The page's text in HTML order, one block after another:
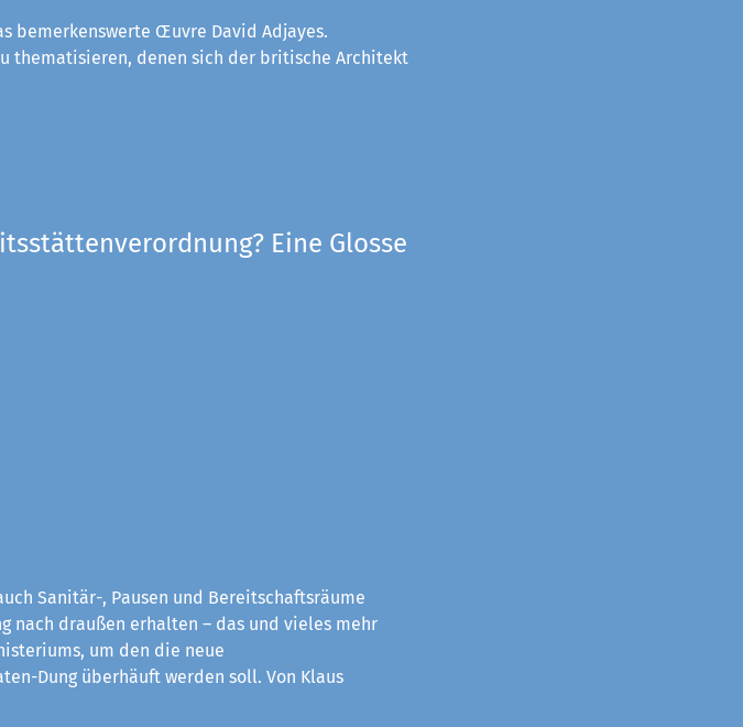
bemerkenswerte Œuvre David Adjayes.
thematisieren, denen sich der britische Architekt
Eine Glosse
Sanitär-, Pausen und Bereitschaftsräume
nach draußen erhalten – das und vieles mehr
um den die neue
Dung überhäuft werden soll. Von Klaus